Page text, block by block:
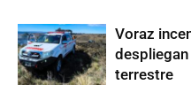
Voraz
terrestre